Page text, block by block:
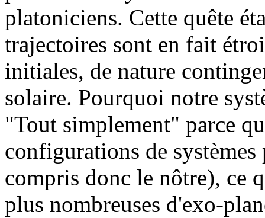
platoniciens. Cette quête
trajectoires sont en fait
initiales, de nature
solaire. Pourquoi notre
"Tout simplement" parce
configurations de
compris donc le nôtre), ce
plus nombreuses d'exo-